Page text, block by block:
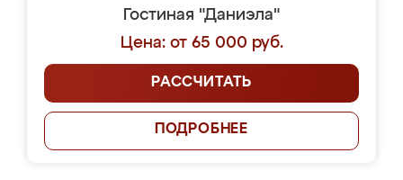
Гостиная "Даниэла"
Цена: от 65 000 руб.
РАССЧИТАТЬ
ПОДРОБНЕЕ